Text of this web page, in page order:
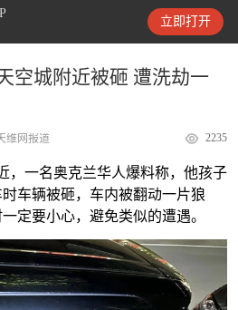
立即打开
天维新闻
空城附近被砸 遭洗劫一
维网报道 2235
，一名奥克兰华人爆料称，他孩子
车辆被砸，车内被翻动一片狼
定要小心，避免类似的遭遇。